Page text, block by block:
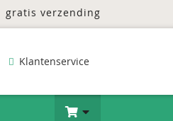
gratis verzending
Klantenservice